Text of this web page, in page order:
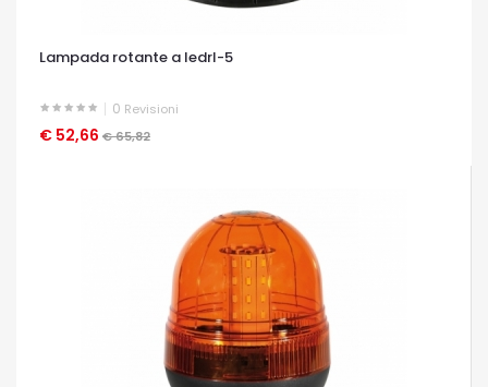
Lampada rotante a ledrl-5
0 Revisioni
€ 52,66 € 65,82
OCCHIATA VELOCE